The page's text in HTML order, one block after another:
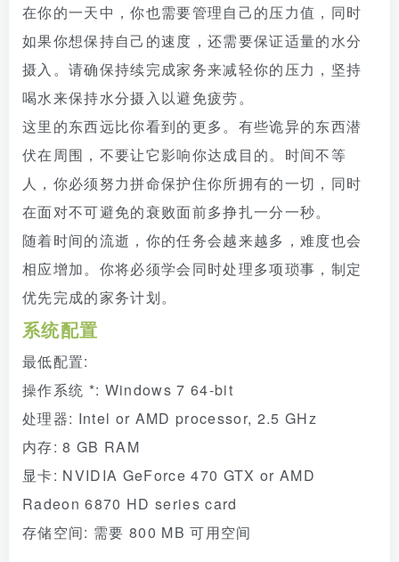
在你的一天中，你也需要管理自己的压力值，同时
如果你想保持自己的速度，还需要保证适量的水分
摄入。请确保持续完成家务来减轻你的压力，坚持
喝水来保持水分摄入以避免疲劳。
这里的东西远比你看到的更多。有些诡异的东西潜
伏在周围，不要让它影响你达成目的。时间不等
人，你必须努力拼命保护住你所拥有的一切，同时
在面对不可避免的衰败面前多挣扎一分一秒。
随着时间的流逝，你的任务会越来越多，难度也会
相应增加。你将必须学会同时处理多项琐事，制定
优先完成的家务计划。
系统配置
最低配置:
操作系统 *: Windows 7 64-bit
处理器: Intel or AMD processor, 2.5 GHz
内存: 8 GB RAM
显卡: NVIDIA GeForce 470 GTX or AMD
Radeon 6870 HD series card
存储空间: 需要 800 MB 可用空间